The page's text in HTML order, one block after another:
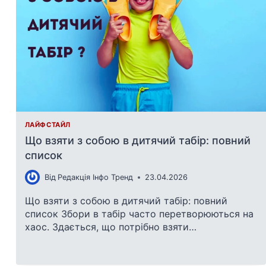
ЛАЙФСТАЙЛ
Що взяти з собою в дитячий табір: повний
список
Від Редакція Інфо Тренд 23.04.2026
Що взяти з собою в дитячий табір: повний
список Збори в табір часто перетворюються на
хаос. Здається, що потрібно взяти…